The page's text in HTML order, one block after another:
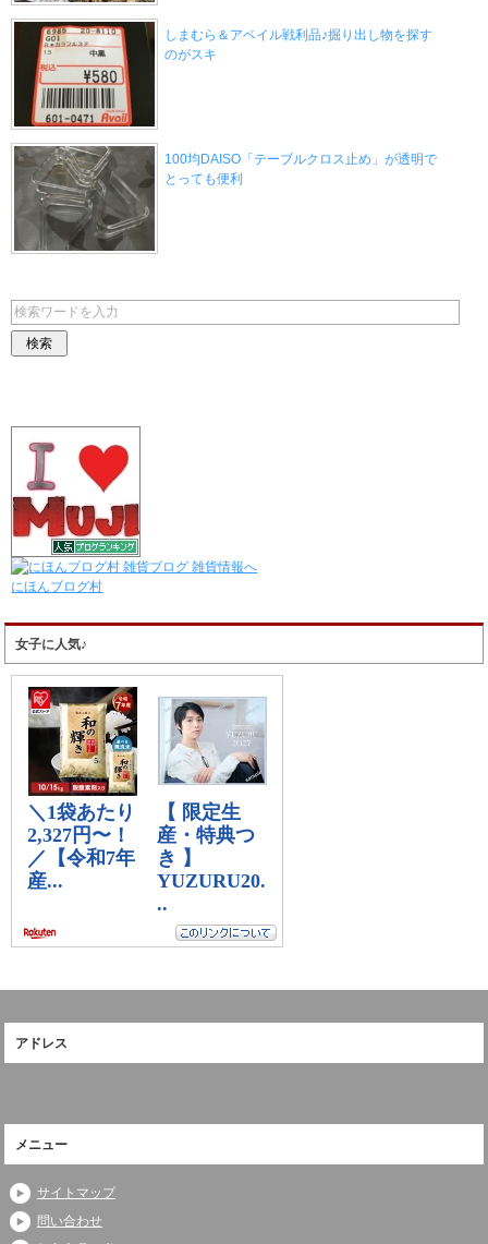
しまむら＆アベイル戦利品♪掘り出し物を探す
のがスキ
100均DAISO「テーブルクロス止め」が透明で
とっても便利
にほんブログ村
女子に人気♪
アドレス
メニュー
サイトマップ
問い合わせ